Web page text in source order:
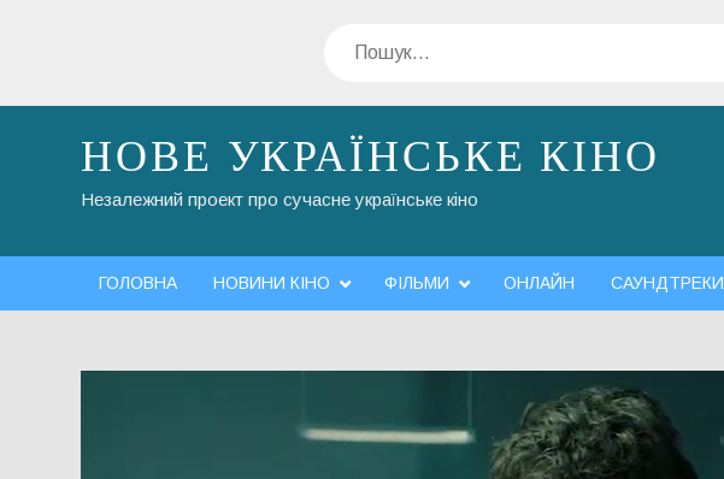
Пошук
НОВЕ УКРАЇНСЬКЕ КІНО
Незалежний проект про сучасне українське кіно
ГОЛОВНА НОВИНИ КІНО ФІЛЬМИ ОНЛАЙН САУНДТРЕКИ